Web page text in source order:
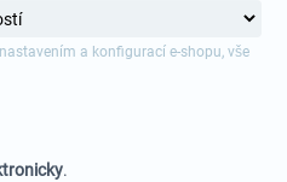
a konfigurací e-shopu, vše
.